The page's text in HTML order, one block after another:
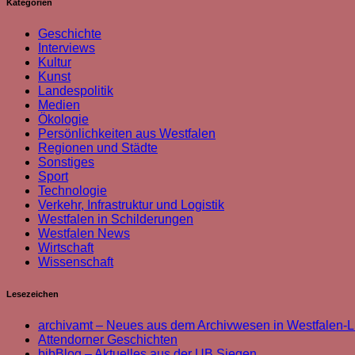
Kategorien
Geschichte
Interviews
Kultur
Kunst
Landespolitik
Medien
Ökologie
Persönlichkeiten aus Westfalen
Regionen und Städte
Sonstiges
Sport
Technologie
Verkehr, Infrastruktur und Logistik
Westfalen in Schilderungen
Westfalen News
Wirtschaft
Wissenschaft
Lesezeichen
archivamt – Neues aus dem Archivwesen in Westfalen-
Attendorner Geschichten